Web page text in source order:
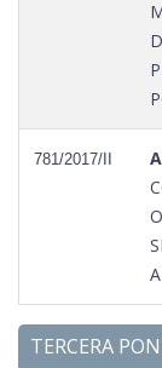
781/2017/II
TERCERA